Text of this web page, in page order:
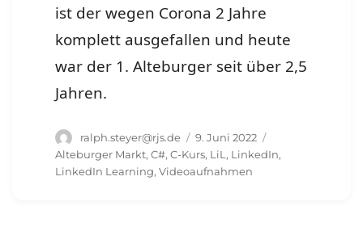
ist der wegen Corona 2 Jahre
komplett ausgefallen und heute
war der 1. Alteburger seit über 2,5
Jahren.
Autor
ralph.steyer@rjs.de
Veröffentlicht
am
9. Juni 2022
Alteburger Markt,C#,C-Kurs, LiL , LinkedIn,
LinkedIn Learning,Videoaufnahmen